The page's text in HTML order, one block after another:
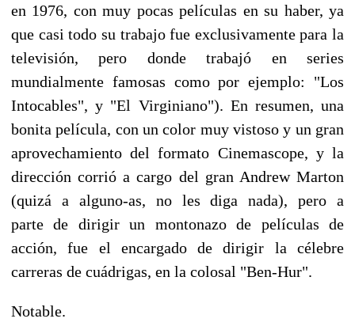
en 1976, con muy pocas películas en su haber, ya
que casi todo su trabajo fue exclusivamente para la
televisión, pero donde trabajó en series
mundialmente famosas como por ejemplo: "Los
Intocables", y "El Virginiano"). En resumen, una
bonita película, con un color muy vistoso y un gran
aprovechamiento del formato Cinemascope, y la
dirección corrió a cargo del gran Andrew Marton
(quizá a alguno-as, no les diga nada), pero a
parte de dirigir un montonazo de películas de
acción, fue el encargado de dirigir la célebre
carreras de cuádrigas, en la colosal "Ben-Hur".
Notable.